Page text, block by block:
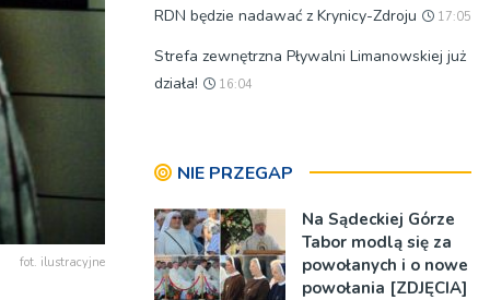
fot. ilustracyjne
RDN będzie nadawać z Krynicy-Zdroju
17:05
Strefa zewnętrzna Pływalni Limanowskiej już
działa!
16:04
NIE PRZEGAP
Na Sądeckiej Górze
Tabor modlą się za
powołanych i o nowe
powołania [ZDJĘCIA]